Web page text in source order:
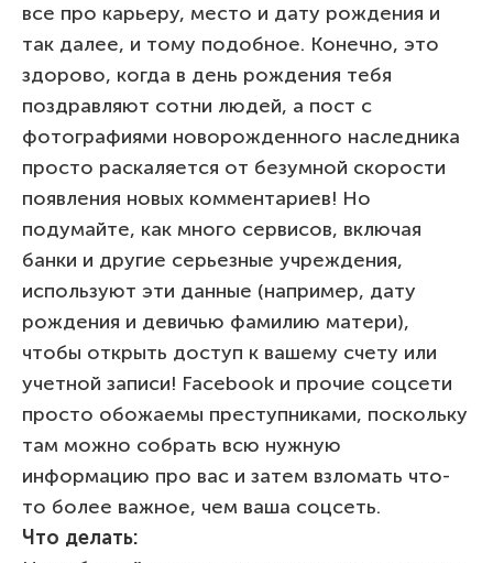
все про карьеру, место и дату рождения и
так далее, и тому подобное. Конечно, это
здорово, когда в день рождения тебя
поздравляют сотни людей, а пост с
фотографиями новорожденного наследника
просто раскаляется от безумной скорости
появления новых комментариев! Но
подумайте, как много сервисов, включая
банки и другие серьезные учреждения,
используют эти данные (например, дату
рождения и девичью фамилию матери),
чтобы открыть доступ к вашему счету или
учетной записи! Facebook и прочие соцсети
просто обожаемы преступниками, поскольку
там можно собрать всю нужную
информацию про вас и затем взломать что-
то более важное, чем ваша соцсеть.
Что делать: